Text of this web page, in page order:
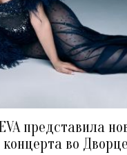
представила
во